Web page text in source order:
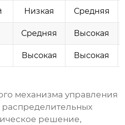
Низкая Средняя
Средняя Высокая
Высокая Высокая
механизма управления
распределительных
решение,